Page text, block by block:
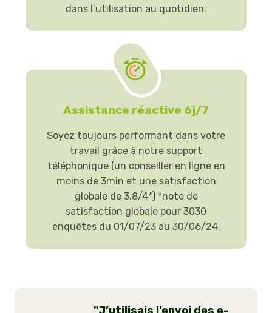
dans l'utilisation au quotidien.
Assistance réactive 6j/7
Soyez toujours performant dans votre
travail grâce à notre support
téléphonique (un conseiller en ligne en
moins de 3min et une satisfaction
globale de 3.8/4*) *note de
satisfaction globale pour 3030
enquêtes du 01/07/23 au 30/06/24.